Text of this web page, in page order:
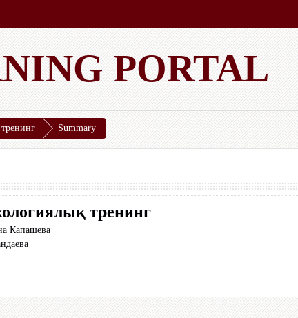
PORTAL
Summary
тренинг
Капашева